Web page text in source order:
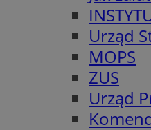
Urząd
MOPS
ZUS
Urząd